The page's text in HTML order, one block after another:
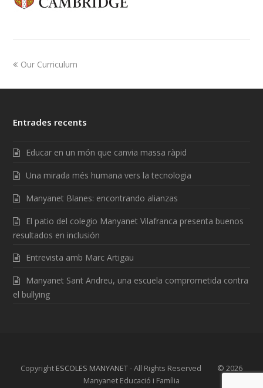
Our Curriculum
Entrades recents
Educar en un món que canvia massa ràpid
Una mirada més humana vers la tecnologia
Manyanet Blanes: encontrando alianzas
El patio del colegio Manyanet Vilafranca presenta buenos
resultados en inclusión
Entrevista amb Marc Artigau
Manyanet Sant Andreu, una escuela comprometida contra
el bullying
Copyright ESCOLES MANYANET- All Rights Reserved © 2026
Manyanet Educació i Família